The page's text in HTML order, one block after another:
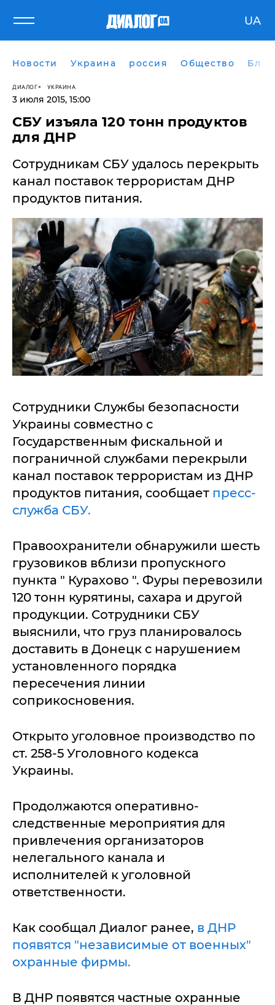
UA
Новости Украина россия Общество
ДИАЛОГ УКРАИНА
3 июля 2015, 15:00
СБУ изъяла 120 тонн продуктов
для ДНР
Сотрудникам СБУ удалось перекрыть
канал поставок террористам ДНР
продуктов питания.
Сотрудники Службы безопасности
Украины совместно с
Государственным фискальной и
пограничной службами перекрыли
канал поставок террористам из ДНР
продуктов питания, сообщает пресс-
служба СБУ.
Правоохранители обнаружили шесть
грузовиков вблизи пропускного
пункта " Курахово ". Фуры перевозили
120 тонн курятины, сахара и другой
продукции. Сотрудники СБУ
выяснили, что груз планировалось
доставить в Донецк с нарушением
установленного порядка
пересечения линии
соприкосновения.
Открыто уголовное производство по
ст. 258-5 Уголовного кодекса
Украины.
Продолжаются оперативно-
следственные мероприятия для
привлечения организаторов
нелегального канала и
исполнителей к уголовной
ответственности.
Как сообщал Диалог ранее, в ДНР
появятся "независимые от военных"
охранные фирмы.
В ДНР появятся частные охранные